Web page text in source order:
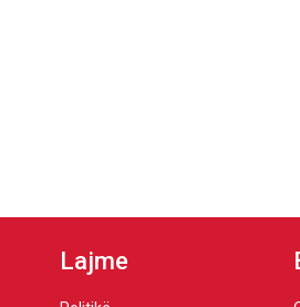
Lajme